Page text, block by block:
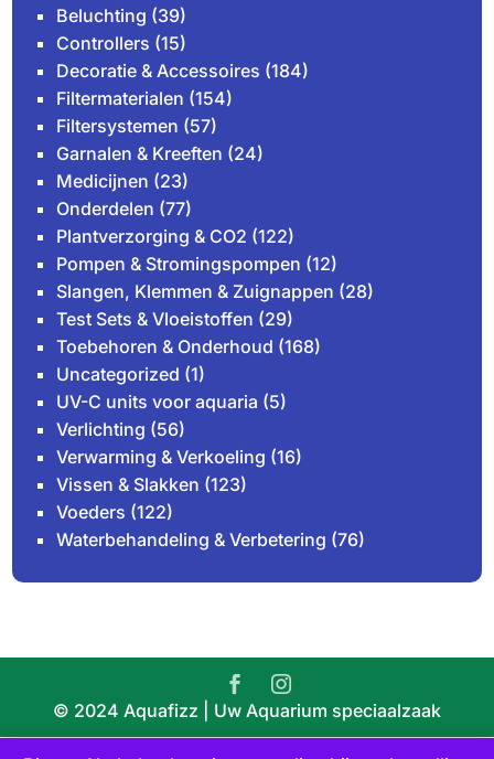
Beluchting (39)
Controllers (15)
Decoratie & Accessoires (184)
Filtermaterialen (154)
Filtersystemen (57)
Garnalen & Kreeften (24)
Medicijnen (23)
Onderdelen (77)
Plantverzorging & CO2 (122)
Pompen & Stromingspompen (12)
Slangen, Klemmen & Zuignappen (28)
Test Sets & Vloeistoffen (29)
Toebehoren & Onderhoud (168)
Uncategorized (1)
UV-C units voor aquaria (5)
Verlichting (56)
Verwarming & Verkoeling (16)
Vissen & Slakken (123)
Voeders (122)
Waterbehandeling & Verbetering (76)
© 2024 Aquafizz | Uw Aquarium speciaalzaak